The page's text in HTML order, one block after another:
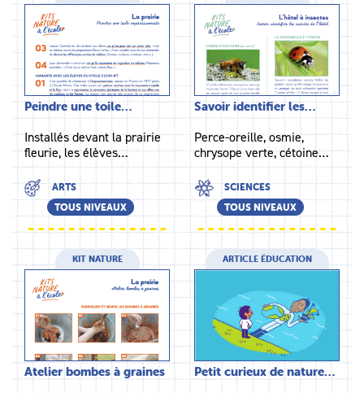
Peindre une toile…
Installés devant la prairie
fleurie, les élèves…
ARTS
TOUS NIVEAUX
Savoir identifier les…
Perce-oreille, osmie,
chrysope verte, cétoine…
SCIENCES
TOUS NIVEAUX
KIT NATURE
Atelier bombes à graines
ARTICLE ÉDUCATION
Petit curieux de nature…